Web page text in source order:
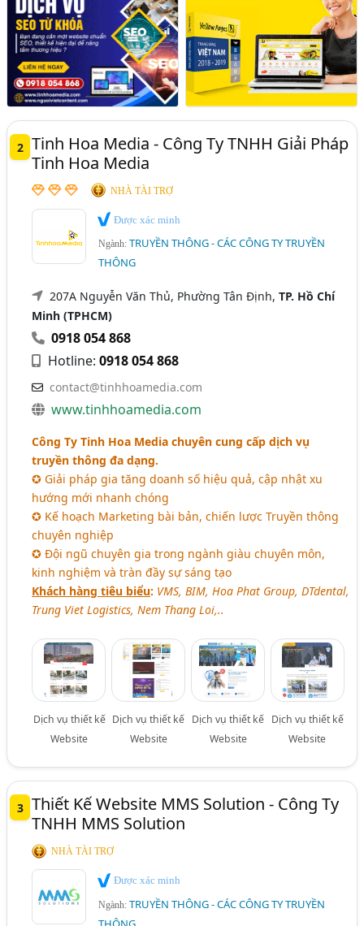
2 Tinh Hoa Media - Công Ty TNHH Giải Pháp
Tinh Hoa Media
NHÀ TÀI TRỢ
Được xác minh
Ngành:TRUYỀN THÔNG - CÁC CÔNG TY TRUYỀN
THÔNG
207A Nguyễn Văn Thủ, Phường Tân Định,TP. Hồ Chí
Minh (TPHCM)
0918 054 868
Hotline:0918 054 868
contact@tinhhoamedia.com
www.tinhhoamedia.com
Công Ty Tinh Hoa Media chuyên cung cấp dịch vụ
truyền thông đa dạng.
✪ Giải pháp gia tăng doanh số hiệu quả, cập nhật xu
hướng mới nhanh chóng
✪ Kế hoạch Marketing bài bản, chiến lược Truyền thông
chuyên nghiệp
✪ Đội ngũ chuyên gia trong ngành giàu chuyên môn,
kinh nghiệm và tràn đầy sự sáng tạo
Khách hàng tiêu biểu: VMS, BIM, Hoa Phat Group, DTdental,
Trung Viet Logistics, Nem Thang Loi,..
Dịch vụ thiết kế
Website
Dịch vụ thiết kế
Website
Dịch vụ thiết kế
Website
Dịch vụ thiết kế
Website
3 Thiết Kế Website MMS Solution - Công Ty
TNHH MMS Solution
NHÀ TÀI TRỢ
Được xác minh
Ngành:TRUYỀN THÔNG - CÁC CÔNG TY TRUYỀN